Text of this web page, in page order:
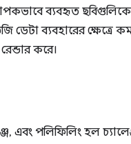
ব্যবহৃত ছবিগুলিকে
ডেটা ব্যবহারের ক্ষেত্রে
করে।
এবং পলিফিলিং হল